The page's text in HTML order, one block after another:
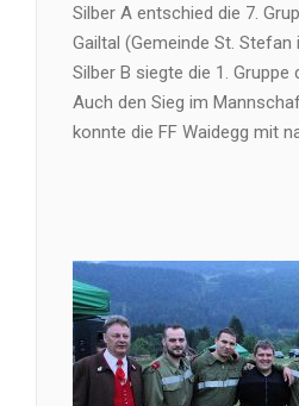
Silber A entschied die 7.
Gailtal (Gemeinde St.
Silber B siegte die 1. Gruppe
Auch den Sieg im
konnte die FF Waidegg mit